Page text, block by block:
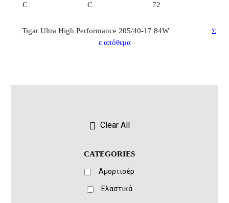
C C 72
Tigar Ultra High Performance 205/40-17 84W
Σ
ε απόθεμα
Clear All
CATEGORIES
Αμορτισέρ
Ελαστικά